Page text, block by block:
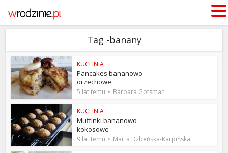
Tag -banany
KUCHNIA
Pancakes bananowo-
orzechowe
5 lat temu Barbara Gotsman
KUCHNIA
Muffinki bananowo-
kokosowe
9 lat temu Marta Dzbeńska-Karpińska